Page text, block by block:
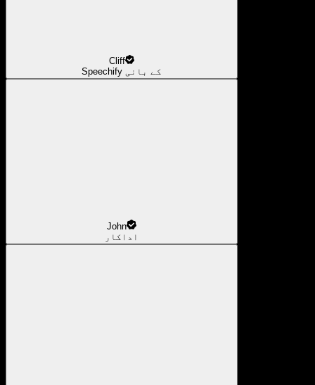
Cliff
Speechify کے بانی
John
اداکار